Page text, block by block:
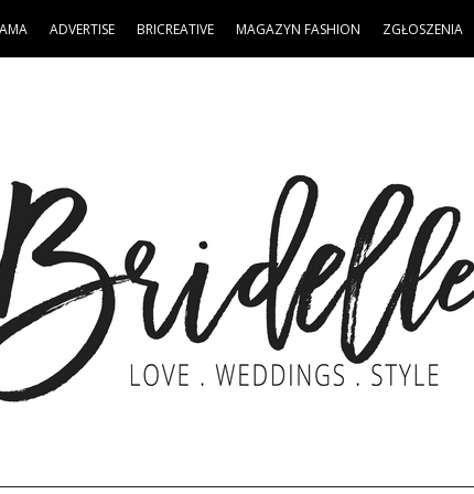
ADVERTISE BRICREATIVE MAGAZYN FASHION ZGŁOSZENIA